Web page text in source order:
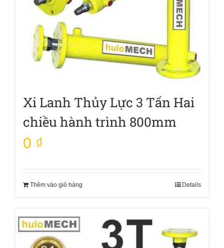
Xi Lanh Thủy Lực 3 Tấn Hai
chiều hành trình 800mm
0 ₫
Thêm vào giỏ hàng Details